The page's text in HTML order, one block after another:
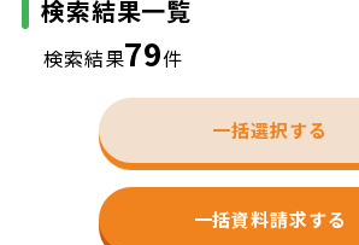
検索結果一覧
検索結果79件
一括選択する
一括資料請求する